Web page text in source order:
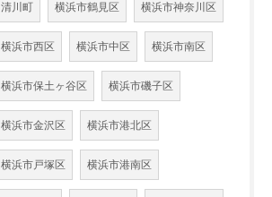
清川町 横浜市鶴見区 横浜市神奈川区
横浜市西区 横浜市中区 横浜市南区
横浜市保土ヶ谷区 横浜市磯子区
横浜市金沢区 横浜市港北区
横浜市戸塚区 横浜市港南区